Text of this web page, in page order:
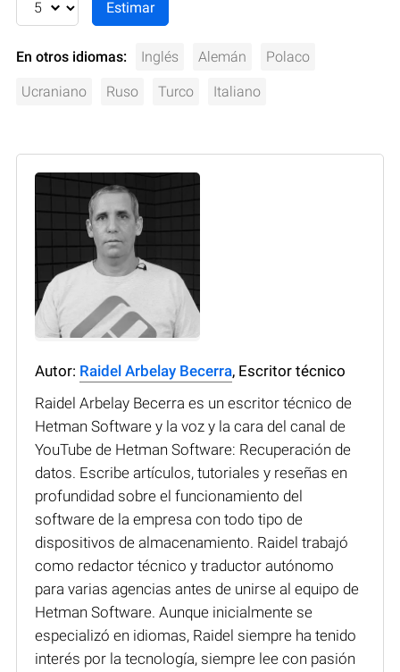
En otros idiomas: Inglés Alemán Polaco
Ucraniano Ruso Turco Italiano
Autor: Raidel Arbelay Becerra, Escritor técnico
Raidel Arbelay Becerra es un escritor técnico de
Hetman Software y la voz y la cara del canal de
YouTube de Hetman Software: Recuperación de
datos. Escribe artículos, tutoriales y reseñas en
profundidad sobre el funcionamiento del
software de la empresa con todo tipo de
dispositivos de almacenamiento. Raidel trabajó
como redactor técnico y traductor autónomo
para varias agencias antes de unirse al equipo de
Hetman Software. Aunque inicialmente se
especializó en idiomas, Raidel siempre ha tenido
interés por la tecnología, siempre lee con pasión